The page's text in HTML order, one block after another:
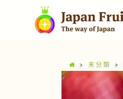
> 未分類 >